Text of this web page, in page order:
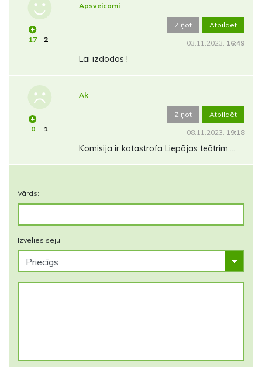
17 2
Apsveicami
Ziņot Atbildēt
03.11.2023. 16:49
Lai izdodas !
0 1
Ak
Ziņot Atbildēt
08.11.2023. 19:18
Komisija ir katastrofa Liepājas teātrim....
Vārds:
Izvēlies seju: